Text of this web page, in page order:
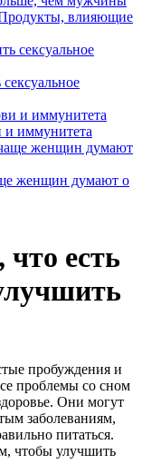
влияющие
и иммунитета
женщин думают о
есть
пробуждения и
проблемы со сном
Они могут
заболеваниям,
питаться.